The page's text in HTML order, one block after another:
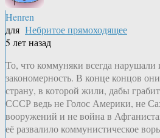
Henren
для Небритое прямоходящее
5 лет назад
То, что коммуняки всегда
закономерность. В конце концов
страну, в которой жили, дабы
СССР ведь не Голос Америки, не
вооружений и не война в
её развалило коммунистическое